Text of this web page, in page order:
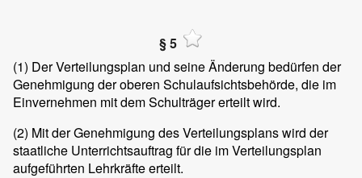
§ 5
(1) Der Verteilungsplan und seine Änderung bedürfen der
Genehmigung der oberen Schulaufsichtsbehörde, die im
Einvernehmen mit dem Schulträger erteilt wird.
(2) Mit der Genehmigung des Verteilungsplans wird der
staatliche Unterrichtsauftrag für die im Verteilungsplan
aufgeführten Lehrkräfte erteilt.